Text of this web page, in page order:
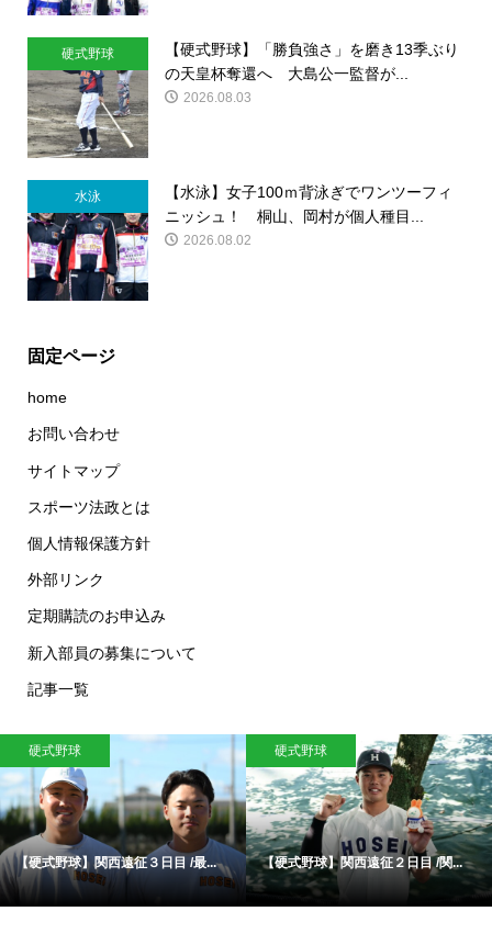
硬式野球
【硬式野球】「勝負強さ」を磨き13季ぶり
の天皇杯奪還へ 大島公一監督が...
2026.08.03
水泳
【水泳】女子100ｍ背泳ぎでワンツーフィ
ニッシュ！ 桐山、岡村が個人種目...
2026.08.02
固定ページ
home
お問い合わせ
サイトマップ
スポーツ法政とは
個人情報保護方針
外部リンク
定期購読のお申込み
新入部員の募集について
記事一覧
硬式野球
【硬式野球】関西遠征３日目 /最...
硬式野球
【硬式野球】関西遠征２日目 /関...